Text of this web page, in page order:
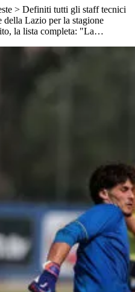
> Definiti tutti gli staff tecnici
della Lazio per la stagione
la lista completa: "La…